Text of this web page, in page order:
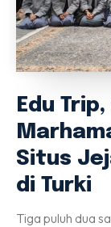
Edu
Situs
di Turki
Tiga puluh dua